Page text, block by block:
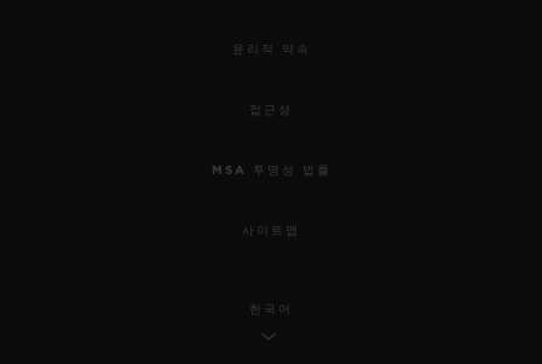
윤리적 약속
접근성
MSA 투명성 법률
사이트맵
한국어